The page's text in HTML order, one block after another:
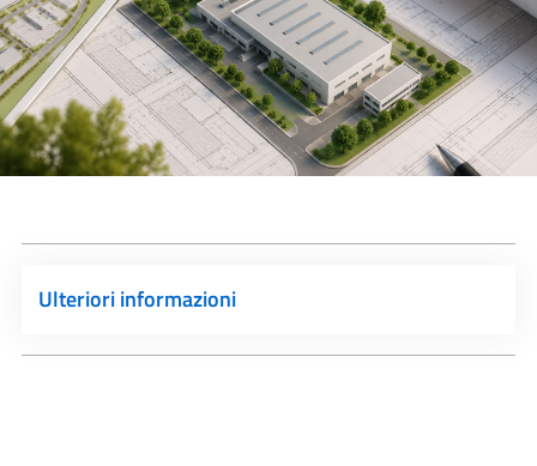
Ulteriori informazioni